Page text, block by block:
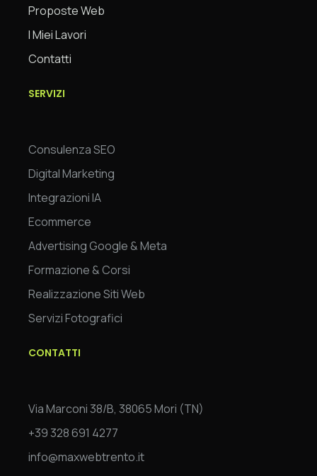
Proposte Web
I Miei Lavori
Contatti
SERVIZI
Consulenza SEO
Digital Marketing
Integrazioni IA
Ecommerce
Advertising Google & Meta
Formazione & Corsi
Realizzazione Siti Web
Servizi Fotografici
CONTATTI
Via Marconi 38/B, 38065 Mori (TN)
+39 328 691 4277
info@maxwebtrento.it